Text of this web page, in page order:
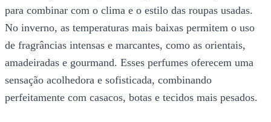
para combinar com o clima e o estilo das roupas usadas.
No inverno, as temperaturas mais baixas permitem o uso
de fragrâncias intensas e marcantes, como as orientais,
amadeiradas e gourmand. Esses perfumes oferecem uma
sensação acolhedora e sofisticada, combinando
perfeitamente com casacos, botas e tecidos mais pesados.